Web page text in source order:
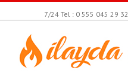
7/24 Tel : 0 555 045 29 32